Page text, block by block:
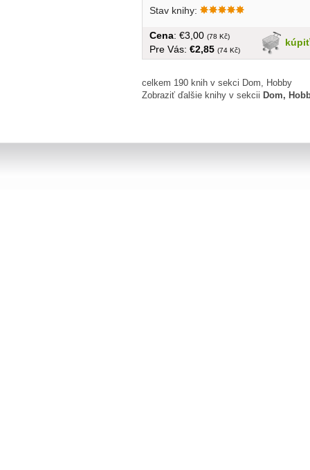
Stav knihy:
kúpiť
Cena: €3,00 (78 Kč)
Pre Vás: €2,85 (74 Kč)
celkem 190 knih v sekci Dom, Hobby
Zobraziť ďalšie knihy v sekcii Dom,